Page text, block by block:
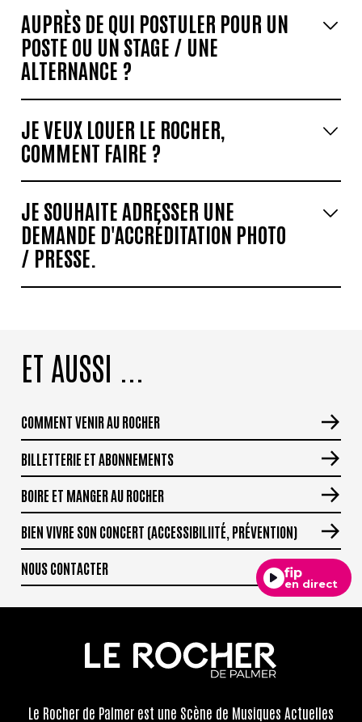
AUPRÈS DE QUI POSTULER POUR UN
POSTE OU UN STAGE / UNE
ALTERNANCE ?
JE VEUX LOUER LE ROCHER,
COMMENT FAIRE ?
JE SOUHAITE ADRESSER UNE
DEMANDE D'ACCRÉDITATION PHOTO
/ PRESSE.
ET AUSSI ...
COMMENT VENIR AU ROCHER
BILLETTERIE ET ABONNEMENTS
BOIRE ET MANGER AU ROCHER
BIEN VIVRE SON CONCERT (ACCESSIBILIITÉ, PRÉVENTION)
NOUS CONTACTER fip
en direct
Le Rocher de Palmer est une Scène de Musiques Actuelles